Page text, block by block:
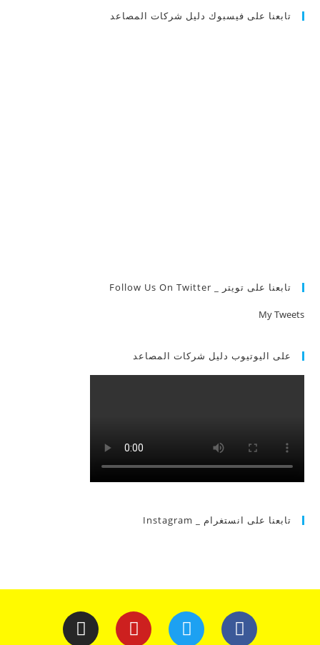
تابعنا على فيسبوك دليل شركات المصاعد
تابعنا على تويتر _ Follow Us On Twitter
My Tweets
على اليوتيوب دليل شركات المصاعد
تابعنا على انستغرام _ Instagram